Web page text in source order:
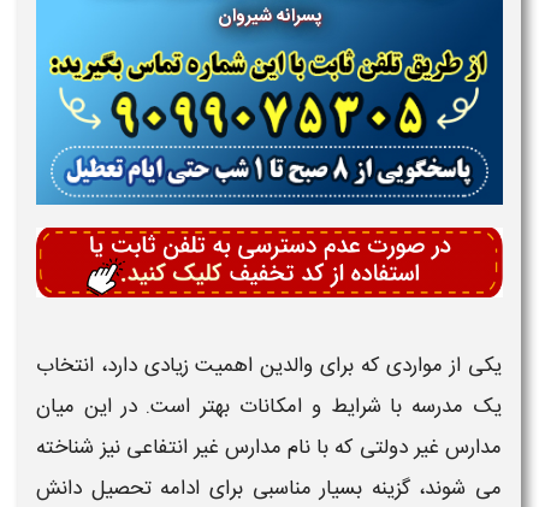
پسرانه شیروان
یکی از مواردی که برای والدین اهمیت زیادی دارد، انتخاب
یک مدرسه با شرایط و امکانات بهتر است. در این میان
مدارس غیر دولتی که با نام مدارس غیر انتفاعی نیز شناخته
می شوند، گزینه بسیار مناسبی برای ادامه تحصیل دانش